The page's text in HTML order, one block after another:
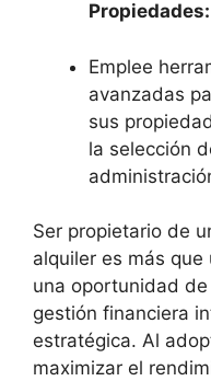
Propiedades:
Emplee
avanzadas
sus
la selección
Ser propietario de
alquiler es más que
una oportunidad
gestión financiera
estratégica. Al
maximizar el